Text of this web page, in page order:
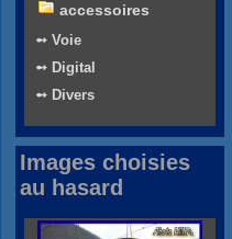
accessoires
➻ Voie
➻ Digital
➻ Divers
Images choisies
au hasard